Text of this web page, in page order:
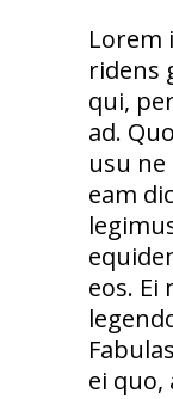
Lorem
ridens
qui,
ad.
usu
eam
eos. Ei
ei